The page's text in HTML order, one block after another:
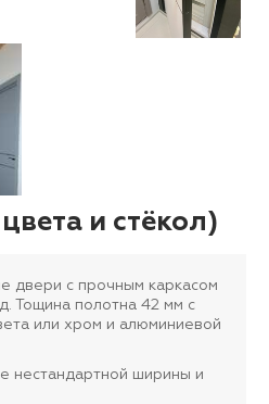
и стёкол)
двери с прочным каркасом
Тощина полотна 42 мм с
или хром и алюминиевой
нестандартной ширины и